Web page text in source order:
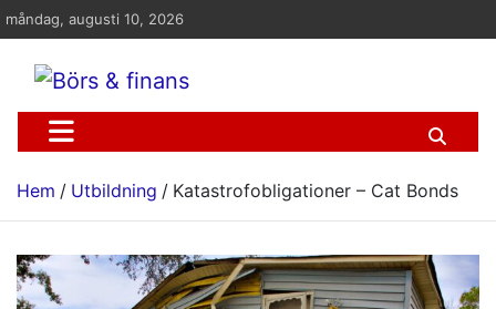
Hoppa
till
innehåll
måndag, augusti 10, 2026
Börs & finans
Information om ekonomi, börs och finans
Hem Utbildning Katastrofobligationer – Cat Bonds